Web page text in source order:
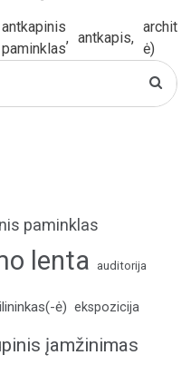
antkapinis
paminklas
, antkapis,
ė)
paminklas
lenta auditorija
ė) ekspozicija
įamžinimas